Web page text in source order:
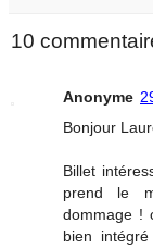
10
Anonyme
Bonjour
Billet
prend le
dommage !
bien